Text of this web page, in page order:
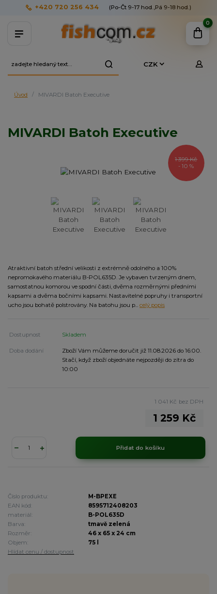
CZK
+420 720 256 434 (Po-Čt 9-17 hod.,Pá 9-18 hod.)
0
Úvod MIVARDI Batoh Executive
MIVARDI Batoh Executive
1 399 Kč
- 10 %
Atraktivní batoh střední velikosti z extrémně odolného a 100%
nepromokavého materiálu B-POL635D. Je vybaven tvrzeným dnem,
samostatnou komorou ve spodní části, dvěma rozměrnými předními
kapsami a dvěma bočními kapsami. Nastavitelné popruhy i transportní
ucho jsou bohatě polstrovány. Na batohu jsou p... celý popis
Dostupnost Skladem
Doba dodání
Zboží Vám můžeme doručit již 11.08.2026 do 16:00.
Stačí, když zboží objednáte nejpozději do zítra do
10:00
1 259 Kč
1 041 Kč bez DPH
Přidat do košíku
Číslo produktu:
M-BPEXE
EAN kód:
8595712408203
materiál:
B-POL635D
Barva:
tmavě zelená
Rozměr:
46 x 65 x 24 cm
Objem:
75 l
Hlídat cenu / dostupnost